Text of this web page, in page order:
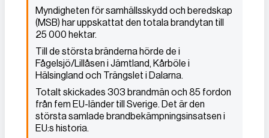
Myndigheten för samhällsskydd och beredskap
(MSB) har uppskattat den totala brandytan till
25 000 hektar.
Till de största bränderna hörde de i
Fågelsjö/Lillåsen i Jämtland, Kårböle i
Hälsingland och Trängslet i Dalarna.
Totalt skickades 303 brandmän och 85 fordon
från fem EU-länder till Sverige. Det är den
största samlade brandbekämpningsinsatsen i
EU:s historia.